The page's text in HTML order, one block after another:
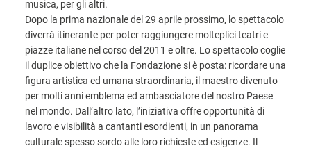
musica, per gli altri.
Dopo la prima nazionale del 29 aprile prossimo, lo spettacolo
diverrà itinerante per poter raggiungere molteplici teatri e
piazze italiane nel corso del 2011 e oltre. Lo spettacolo coglie
il duplice obiettivo che la Fondazione si è posta: ricordare una
figura artistica ed umana straordinaria, il maestro divenuto
per molti anni emblema ed ambasciatore del nostro Paese
nel mondo. Dall’altro lato, l’iniziativa offre opportunità di
lavoro e visibilità a cantanti esordienti, in un panorama
culturale spesso sordo alle loro richieste ed esigenze. Il